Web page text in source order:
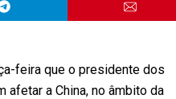
feira que o presidente dos
afetar a China, no âmbito da